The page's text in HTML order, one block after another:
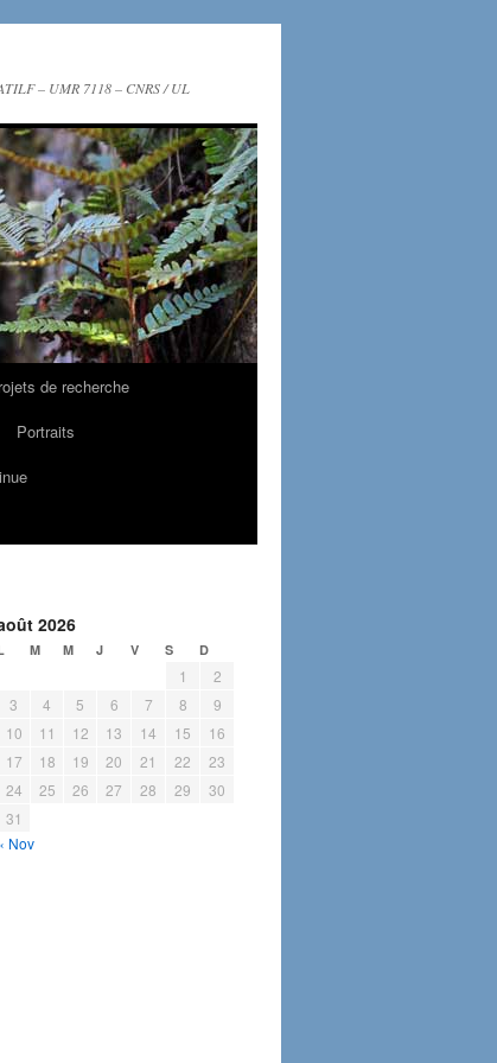
– UMR 7118 – CNRS / UL
de recherche
Portraits
2026
M M J V S D
1
2
3
4 5 6 7 8
9
10
11 12 13 14 15
16
17
18 19 20 21 22
23
24
25 26 27 28 29
30
31
Nov